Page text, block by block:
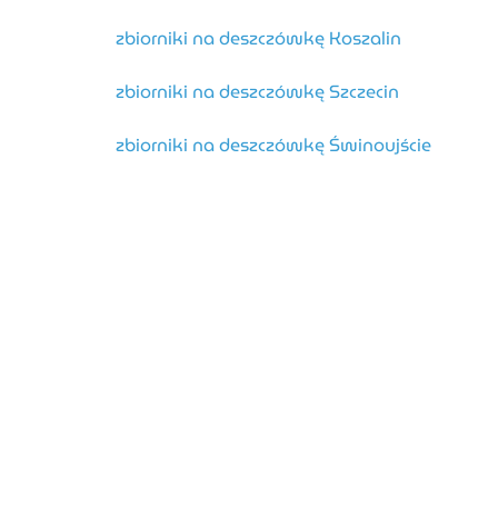
zbiorniki na deszczówkę Koszalin
zbiorniki na deszczówkę Szczecin
zbiorniki na deszczówkę Świnoujście